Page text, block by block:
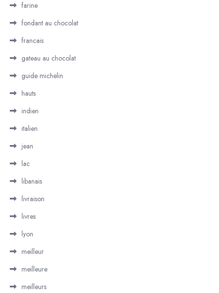
farine
fondant au chocolat
francais
gateau au chocolat
guide michelin
hauts
indien
italien
jean
lac
libanais
livraison
livres
lyon
meilleur
meilleure
meilleurs